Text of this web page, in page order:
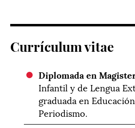
Currículum vitae
Diplomada en
Infantil y de Lengua
graduada en
Periodismo.